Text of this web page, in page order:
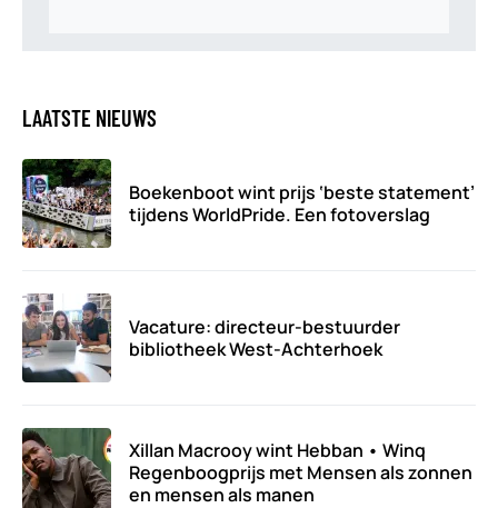
LAATSTE NIEUWS
Boekenboot wint prijs ‘beste statement’
tijdens WorldPride. Een fotoverslag
Vacature: directeur-bestuurder
bibliotheek West-Achterhoek
Xillan Macrooy wint Hebban • Winq
Regenboogprijs met Mensen als zonnen
en mensen als manen